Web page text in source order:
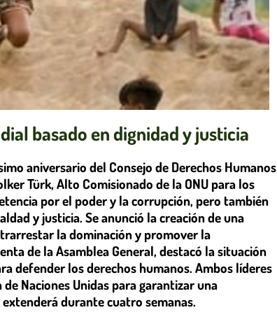
basado en dignidad y justicia
aniversario del Consejo de Derechos Humanos
Türk, Alto Comisionado de la ONU para los
por el poder y la corrupción, pero también
y justicia. Se anunció la creación de una
la dominación y promover la
de la Asamblea General, destacó la situación
defender los derechos humanos. Ambos líderes
Naciones Unidas para garantizar una
durante cuatro semanas.